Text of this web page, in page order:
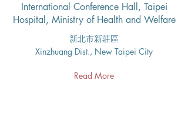
International Conference Hall, Taipei
Hospital, Ministry of Health and Welfare
新北市新莊區
Xinzhuang Dist., New Taipei City
Read More